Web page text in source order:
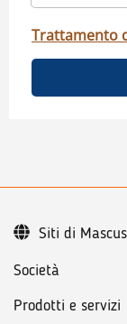
Trattamento
Società
Prodotti e servizi
Siti di Mascus